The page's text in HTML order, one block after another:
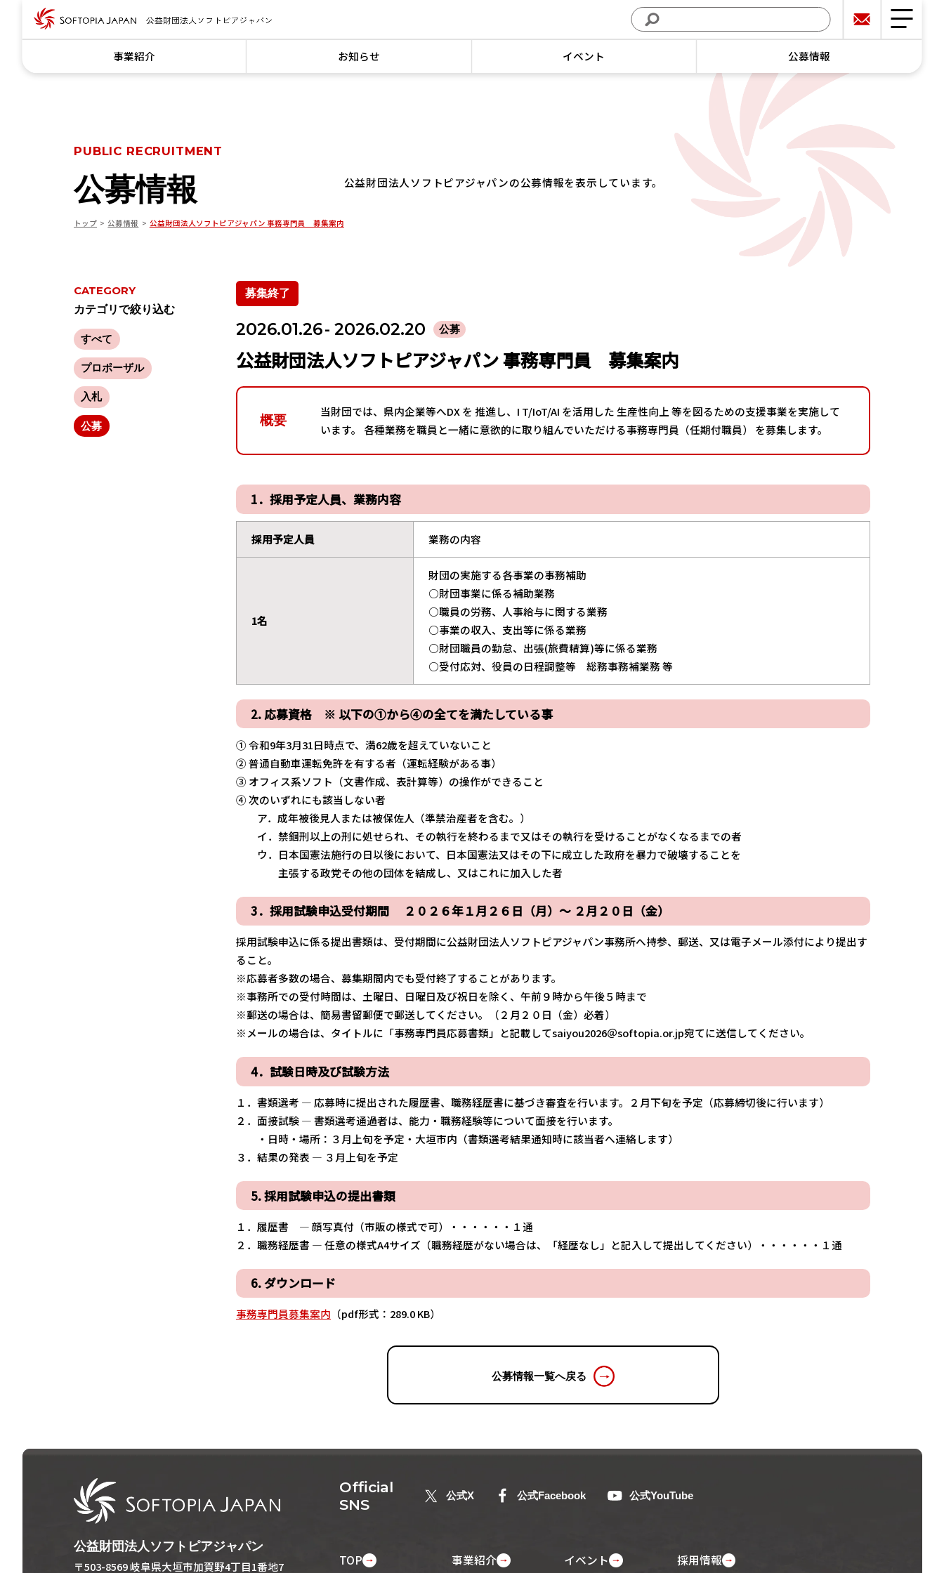
事業紹介 お知らせ イベント 公募情報
PUBLIC RECRUITMENT
公募情報
トップ 公募情報 公益財団法人ソフトピアジャパン 事務専門員 募集案内
公益財団法人ソフトピアジャパンの公募情報を表示しています。
CATEGORY
カテゴリで絞り込む
すべて
プロポーザル
入札
公募
募集終了
2026.01.26- 2026.02.20 公募
公益財団法人ソフトピアジャパン 事務専門員 募集案内
概要
当財団では、県内企業等へDX を 推進し、I T/IoT/AI を活用した 生産性向上 等を図るための支援事業を実施して
います。 各種業務を職員と一緒に意欲的に取り組んでいただける事務専門員（任期付職員） を募集します。
1．採用予定人員、業務内容
採用予定人員 業務の内容
1名
財団の実施する各事業の事務補助
○財団事業に係る補助業務
○職員の労務、人事給与に関する業務
○事業の収入、支出等に係る業務
○財団職員の勤怠、出張(旅費精算)等に係る業務
○受付応対、役員の日程調整等 総務事務補業務 等
2. 応募資格 ※ 以下の①から④の全てを満たしている事
① 令和9年3月31日時点で、満62歳を超えていないこと
② 普通自動車運転免許を有する者（運転経験がある事）
③ オフィス系ソフト（文書作成、表計算等）の操作ができること
④ 次のいずれにも該当しない者
ア．成年被後見人または被保佐人（準禁治産者を含む。）
イ．禁錮刑以上の刑に処せられ、その執行を終わるまで又はその執行を受けることがなくなるまでの者
ウ．日本国憲法施行の日以後において、日本国憲法又はその下に成立した政府を暴力で破壊することを
主張する政党その他の団体を結成し、又はこれに加入した者
3．採用試験申込受付期間 ２０２６年１月２６日（月）～ ２月２０日（金）
採用試験申込に係る提出書類は、受付期間に公益財団法人ソフトピアジャパン事務所へ持参、郵送、又は電子メール添付により提出す
ること。
※応募者多数の場合、募集期間内でも受付終了することがあります。
※事務所での受付時間は、土曜日、日曜日及び祝日を除く、午前９時から午後５時まで
※郵送の場合は、簡易書留郵便で郵送してください。（２月２０日（金）必着）
※メールの場合は、タイトルに「事務専門員応募書類」と記載してsaiyou2026＠softopia.or.jp宛てに送信してください。
4．試験日時及び試験方法
１．書類選考 — 応募時に提出された履歴書、職務経歴書に基づき審査を行います。２月下旬を予定（応募締切後に行います）
２．面接試験 — 書類選考通過者は、能力・職務経験等について面接を行います。
・日時・場所：３月上旬を予定・大垣市内（書類選考結果通知時に該当者へ連絡します）
３．結果の発表 — ３月上旬を予定
5. 採用試験申込の提出書類
１．履歴書 — 顔写真付（市販の様式で可）・・・・・・１通
２．職務経歴書 — 任意の様式A4サイズ（職務経歴がない場合は、「経歴なし」と記入して提出してください）・・・・・・１通
6. ダウンロード
事務専門員募集案内 （pdf形式：289.0 KB）
公募情報一覧へ戻る
公益財団法人ソフトピアジャパン
〒503-8569 岐阜県大垣市加賀野4丁目1番地7
Official
SNS
公式X 公式Facebook 公式YouTube
TOP 事業紹介 イベント 採用情報